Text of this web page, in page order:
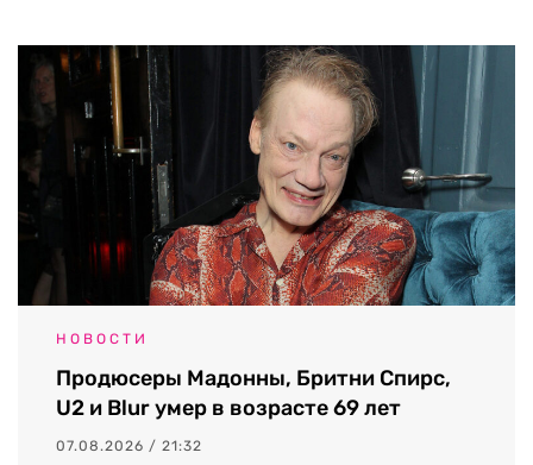
НОВОСТИ
Продюсеры Мадонны, Бритни Спирс,
U2 и Blur умер в возрасте 69 лет
07.08.2026 / 21:32